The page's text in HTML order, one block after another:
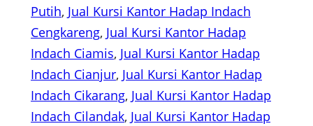
Putih, Jual Kursi Kantor Hadap Indach
Cengkareng, Jual Kursi Kantor Hadap
Indach Ciamis, Jual Kursi Kantor Hadap
Indach Cianjur, Jual Kursi Kantor Hadap
Indach Cikarang, Jual Kursi Kantor Hadap
Indach Cilandak, Jual Kursi Kantor Hadap